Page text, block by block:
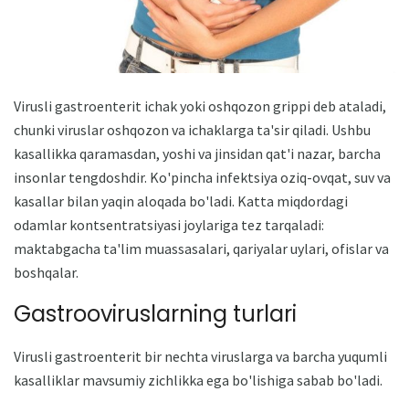
Virusli gastroenterit ichak yoki oshqozon grippi deb ataladi,
chunki viruslar oshqozon va ichaklarga ta'sir qiladi. Ushbu
kasallikka qaramasdan, yoshi va jinsidan qat'i nazar, barcha
insonlar tengdoshdir. Ko'pincha infektsiya oziq-ovqat, suv va
kasallar bilan yaqin aloqada bo'ladi. Katta miqdordagi
odamlar kontsentratsiyasi joylariga tez tarqaladi:
maktabgacha ta'lim muassasalari, qariyalar uylari, ofislar va
boshqalar.
Gastrooviruslarning turlari
Virusli gastroenterit bir nechta viruslarga va barcha yuqumli
kasalliklar mavsumiy zichlikka ega bo'lishiga sabab bo'ladi.